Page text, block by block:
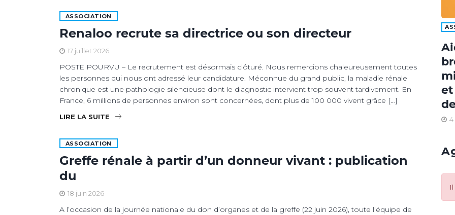
ASSOCIATION
Renaloo recrute sa directrice ou son directeur
17 juillet 2026
POSTE POURVU – Le recrutement est désormais clôturé. Nous remercions chaleureusement toutes
les personnes qui nous ont adressé leur candidature. Méconnue du grand public, la maladie rénale
chronique est une pathologie silencieuse dont le diagnostic intervient trop souvent tardivement. En
France, 6 millions de personnes environ sont concernées, dont plus de 100 000 vivent grâce […]
LIRE LA SUITE
ASSOCIATION
Greffe rénale à partir d’un donneur vivant : publication
du
18 juin 2026
A l’occasion de la journée nationale du don d’organes et de la greffe (22 juin 2026), toute l’équipe de
et
4